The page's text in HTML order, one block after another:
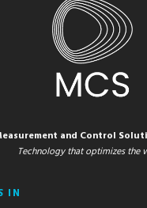
and Control
Technology that optimizes the
IN